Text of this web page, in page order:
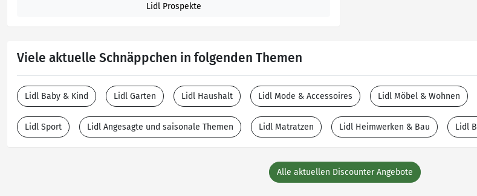
Lidl Prospekte
Viele aktuelle Schnäppchen in folgenden Themen
Lidl Baby & Kind Lidl Garten Lidl Haushalt Lidl Mode & Accessoires Lidl Möbel & Wohnen
Lidl Sport Lidl Angesagte und saisonale Themen Lidl Matratzen Lidl Heimwerken & Bau Lidl
Alle aktuellen Discounter Angebote